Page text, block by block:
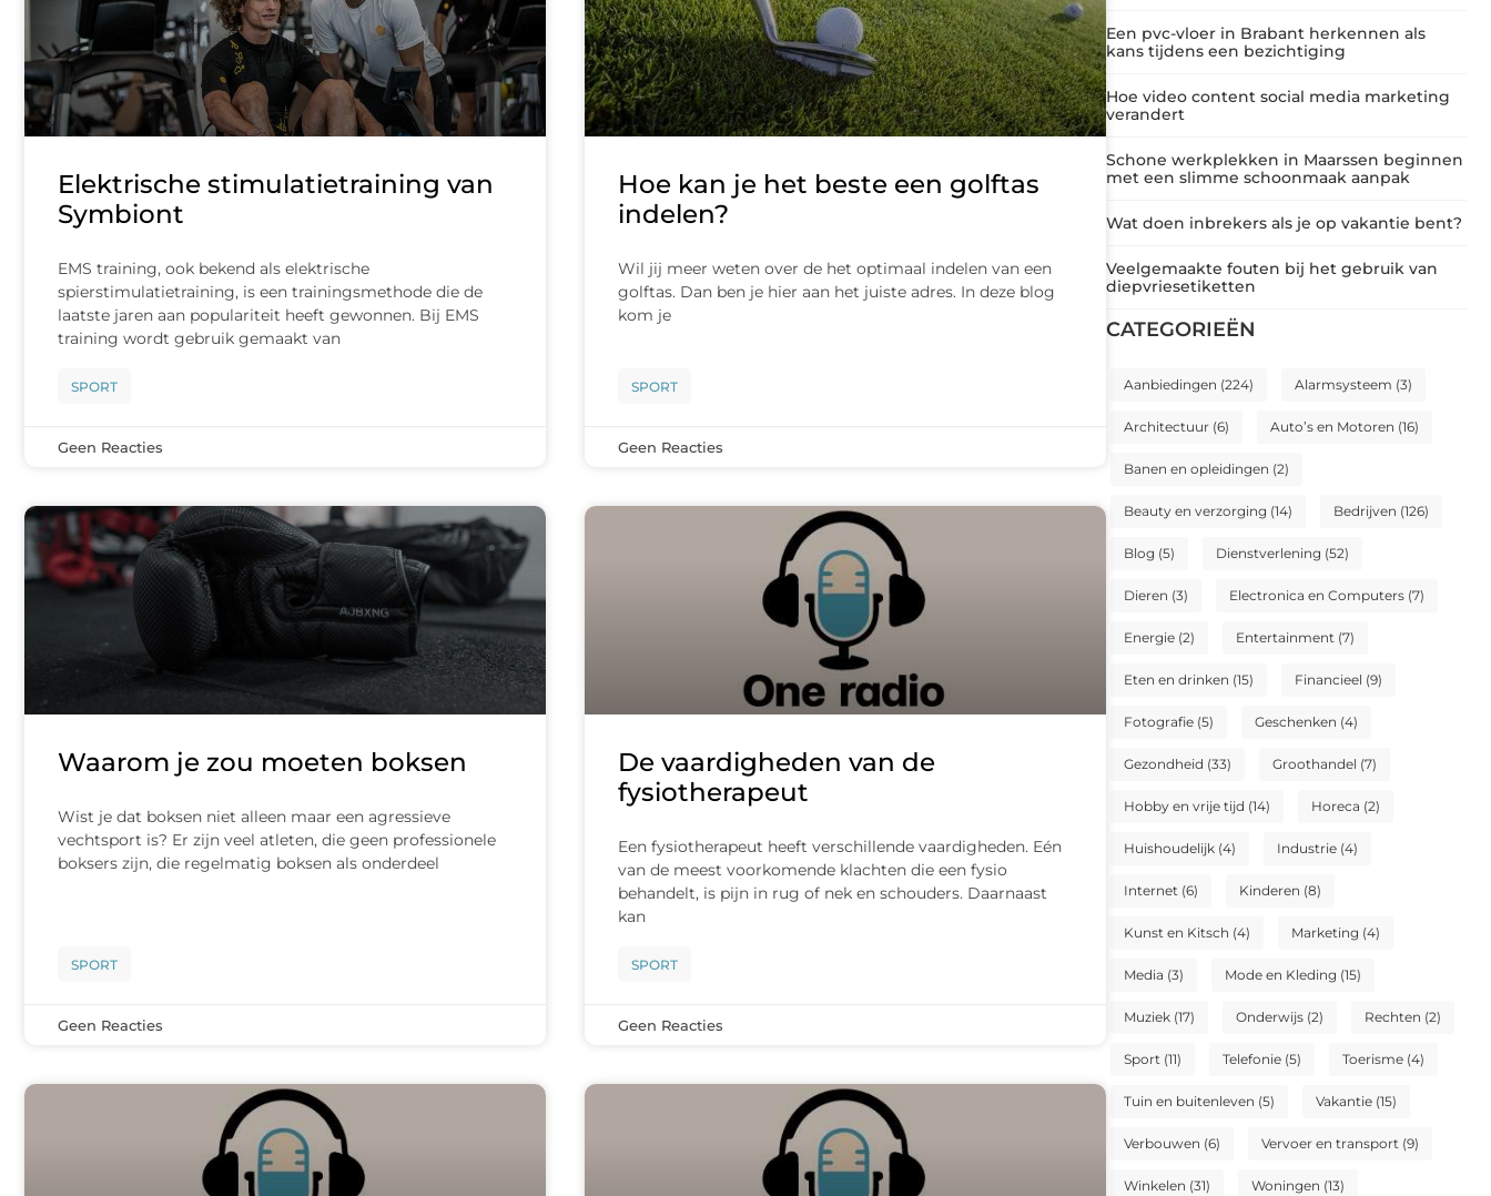
Een pvc-vloer in Brabant herkennen als
kans tijdens een bezichtiging
Hoe video content social media marketing
verandert
Schone werkplekken in Maarssen beginnen
met een slimme schoonmaak aanpak
Wat doen inbrekers als je op vakantie bent?
Veelgemaakte fouten bij het gebruik van
diepvriesetiketten
CATEGORIEËN
Aanbiedingen (224) Alarmsysteem (3)
Architectuur (6) Auto’s en Motoren (16)
Banen en opleidingen (2)
Beauty en verzorging (14) Bedrijven (126)
Blog (5) Dienstverlening (52)
Dieren (3) Electronica en Computers (7)
Energie (2) Entertainment (7)
Eten en drinken (15) Financieel (9)
Fotografie (5) Geschenken (4)
Gezondheid (33) Groothandel (7)
Hobby en vrije tijd (14) Horeca (2)
Huishoudelijk (4) Industrie (4)
Internet (6) Kinderen (8)
Kunst en Kitsch (4) Marketing (4)
Media (3) Mode en Kleding (15)
Muziek (17) Onderwijs (2) Rechten (2)
Sport (11) Telefonie (5) Toerisme (4)
Tuin en buitenleven (5) Vakantie (15)
Verbouwen (6) Vervoer en transport (9)
Winkelen (31) Woningen (13)
Elektrische stimulatietraining van
Symbiont
EMS training, ook bekend als elektrische
spierstimulatietraining, is een trainingsmethode die de
laatste jaren aan populariteit heeft gewonnen. Bij EMS
training wordt gebruik gemaakt van
SPORT
Geen Reacties
Hoe kan je het beste een golftas
indelen?
Wil jij meer weten over de het optimaal indelen van een
golftas. Dan ben je hier aan het juiste adres. In deze blog
kom je
SPORT
Geen Reacties
Waarom je zou moeten boksen
Wist je dat boksen niet alleen maar een agressieve
vechtsport is? Er zijn veel atleten, die geen professionele
boksers zijn, die regelmatig boksen als onderdeel
SPORT
Geen Reacties
De vaardigheden van de
fysiotherapeut
Een fysiotherapeut heeft verschillende vaardigheden. Eén
van de meest voorkomende klachten die een fysio
behandelt, is pijn in rug of nek en schouders. Daarnaast
kan
SPORT
Geen Reacties